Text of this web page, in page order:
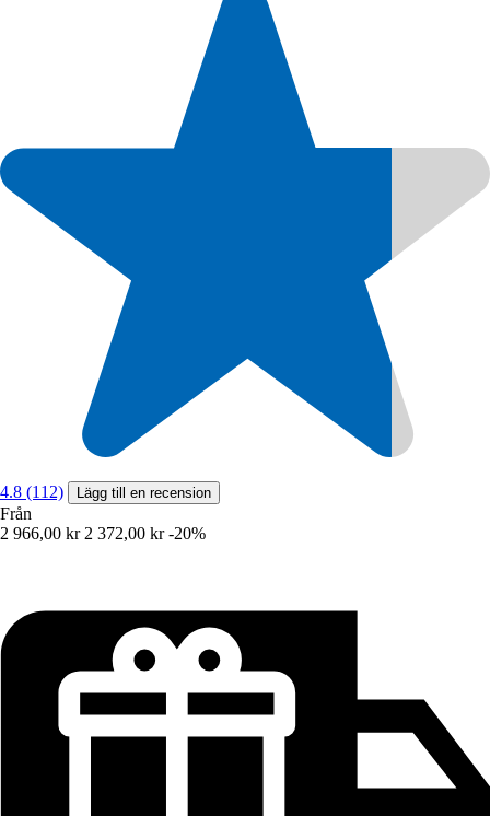
4.8 (112) Lägg till en recension
Från
2 966,00 kr 2 372,00 kr -20%